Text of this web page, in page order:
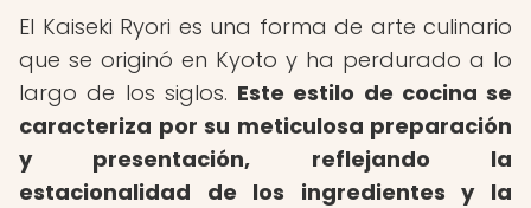
El Kaiseki Ryori es una forma de arte culinario
que se originó en Kyoto y ha perdurado a lo
largo de los siglos. Este estilo de cocina se
caracteriza por su meticulosa preparación
y presentación, reflejando la
estacionalidad de los ingredientes y la